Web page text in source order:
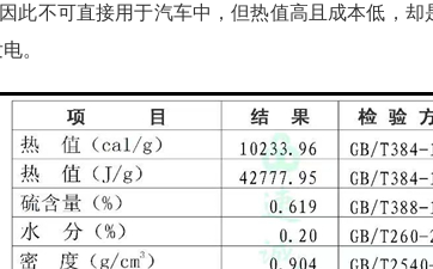
此不可直接用于汽车中，但热值高且成本低，
。